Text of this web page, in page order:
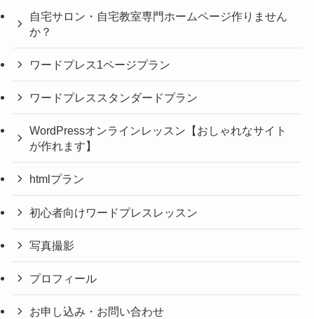
自宅サロン・自宅教室専門ホームページ作りません
か？
ワードプレス1ページプラン
ワードプレススタンダードプラン
WordPressオンラインレッスン【おしゃれなサイト
が作れます】
htmlプラン
初心者向けワードプレスレッスン
写真撮影
プロフィール
お申し込み・お問い合わせ